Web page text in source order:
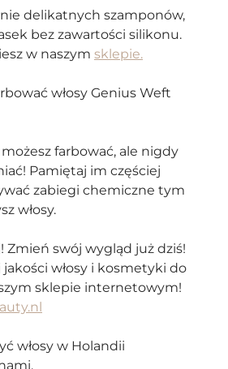
delikatnych szamponów,
bez zawartości silikonu.
w naszym sklepie.
włosy Genius Weft
możesz farbować, ale nigdy
Pamiętaj im częściej
zabiegi chemiczne tym
włosy.
Zmień swój wygląd już dziś!
włosy i kosmetyki do
sklepie internetowym!
włosy w Holandii